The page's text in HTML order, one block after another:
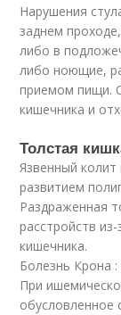
Нарушения
заднем
либо в
либо ноющие,
приемом пищи.
кишечника и
Толстая
Язвенный
развитием
Раздраженная
расстройств
кишечника.
Болезнь Крона
При
обусловленное